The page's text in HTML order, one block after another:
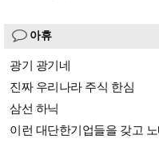
아휴
광기 광기네
진짜 우리나라 주식 한심
삼선 하닉
이런 대단한기업들을 갖고